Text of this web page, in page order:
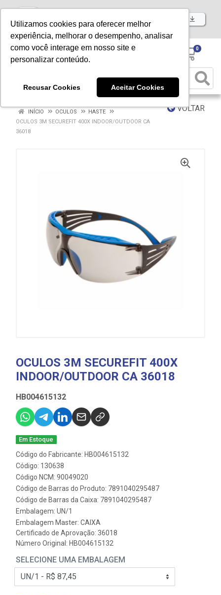
Utilizamos cookies para oferecer melhor
experiência, melhorar o desempenho, analisar
como você interage em nosso site e
personalizar conteúdo.
Recusar Cookies Aceitar Cookies
Baixe já nosso APP
0
VOLTAR
INÍCIO OCULOS
HASTE
OCULOS 3M SECUREFIT 400X INDOOR/OUTDOOR CA
36018
OCULOS 3M SECUREFIT 400X
INDOOR/OUTDOOR CA 36018
HB004615132
Em Estoque
Código do Fabricante: HB004615132
Código: 130638
Código NCM: 90049020
Código de Barras do Produto: 7891040295487
Código de Barras da Caixa: 7891040295487
Embalagem: UN/1
Embalagem Master: CAIXA
Certificado de Aprovação: 36018
Número Original: HB004615132
SELECIONE UMA EMBALAGEM